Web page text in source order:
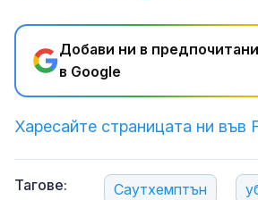
Добави ни в
в Google
Харесайте страницата ни във
Тагове: Саутхемптън